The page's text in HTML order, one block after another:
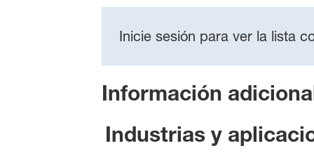
Inicie sesión para ver la lista
Información
Industrias y